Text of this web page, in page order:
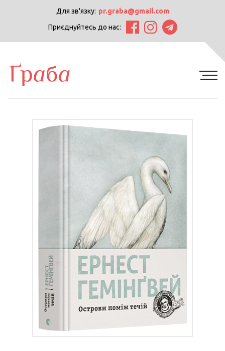
Для зв'язку: pr.graba@gmail.com
Приєднуйтесь до нас: